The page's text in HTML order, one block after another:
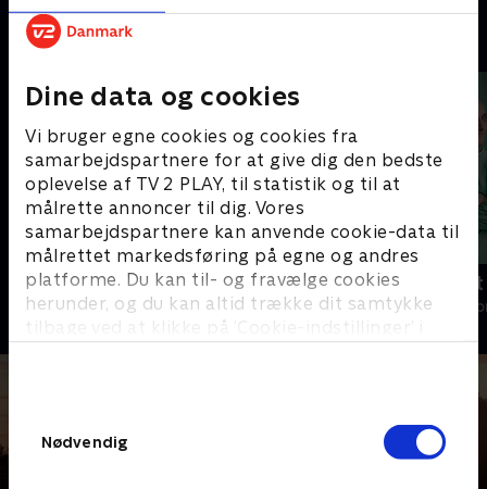
Dine data og cookies
Vi bruger egne cookies og cookies fra
samarbejdspartnere for at give dig den bedste
oplevelse af TV 2 PLAY, til statistik og til at
målrette annoncer til dig. Vores
samarbejdspartnere kan anvende cookie-data til
målrettet markedsføring på egne og andres
platforme. Du kan til- og fravælge cookies
herunder, og du kan altid trække dit samtykke
tilbage ved at klikke på ’Cookie-indstillinger’ i
Nødvendig
Andre så også
Happy fucking Pride
Drama • 1 sæsoner
Fake Patient
Drama • 1